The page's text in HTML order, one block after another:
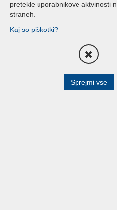
Tiskalniki - POS
blaga in inventuro
Blagajniški predali
All in one - POS
pretekle uporabnikove aktvinosti
straneh.
Kaj so piškotki?
Sprejmi vse